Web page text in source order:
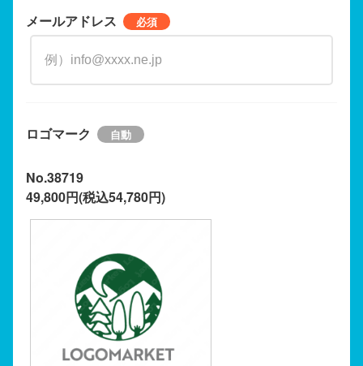
メールアドレス
ロゴマーク
No.38719
49,800円(税込54,780円)